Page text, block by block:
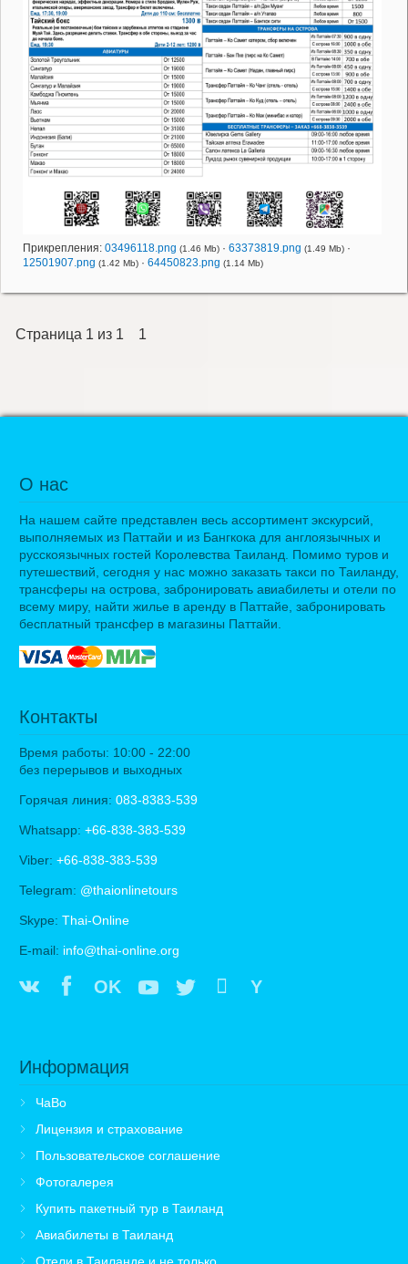
Прикрепления: 03496118.png (1.46 Mb) · 63373819.png (1.49 Mb) ·
12501907.png (1.42 Mb) · 64450823.png (1.14 Mb)
Страница 1 из 1 1
О нас
На нашем сайте представлен весь ассортимент экскурсий,
выполняемых из Паттайи и из Бангкока для англоязычных и
русскоязычных гостей Королевства Таиланд. Помимо туров и
путешествий, сегодня у нас можно заказать такси по Таиланду,
трансферы на острова, забронировать авиабилеты и отели по
всему миру, найти жилье в аренду в Паттайе, забронировать
бесплатный трансфер в магазины Паттайи.
Контакты
Время работы: 10:00 - 22:00
без перерывов и выходных
Горячая линия:083-8383-539
Whatsapp:+66-838-383-539
Viber:+66-838-383-539
Telegram: @thaionlinetours
Skype:Thai-Online
E-mail: info@thai-online.org
OK Y
Информация
ЧаВо
Лицензия и страхование
Пользовательское соглашение
Фотогалерея
Купить пакетный тур в Таиланд
Авиабилеты в Таиланд
Отели в Таиланде и не только